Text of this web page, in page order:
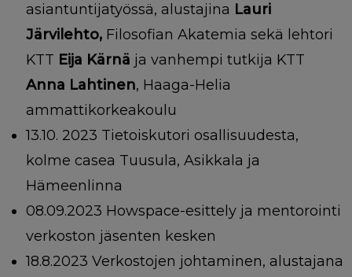
asiantuntijatyössä, alustajina Lauri
Järvilehto, Filosofian Akatemia sekä lehtori
KTT Eija Kärnä ja vanhempi tutkija KTT
Anna Lahtinen, Haaga-Helia
ammattikorkeakoulu
13.10. 2023 Tietoiskutori osallisuudesta,
kolme casea Tuusula, Asikkala ja
Hämeenlinna
08.09.2023 Howspace-esittely ja mentorointi
verkoston jäsenten kesken
18.8.2023 Verkostojen johtaminen, alustajana